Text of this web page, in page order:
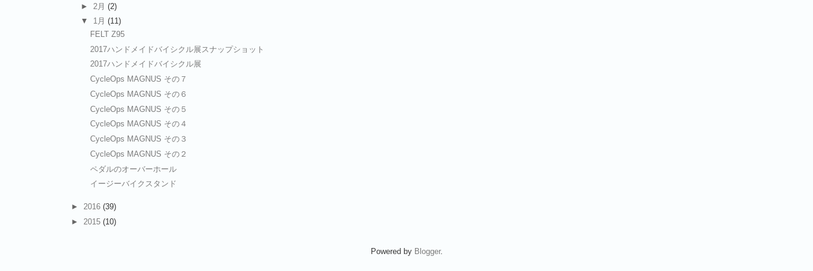
► 2月 (2)
▼ 1月 (11)
FELT Z95
2017ハンドメイドバイシクル展スナップショット
2017ハンドメイドバイシクル展
CycleOps MAGNUS その７
CycleOps MAGNUS その６
CycleOps MAGNUS その５
CycleOps MAGNUS その４
CycleOps MAGNUS その３
CycleOps MAGNUS その２
ペダルのオーバーホール
イージーバイクスタンド
► 2016 (39)
► 2015 (10)
Powered by Blogger.